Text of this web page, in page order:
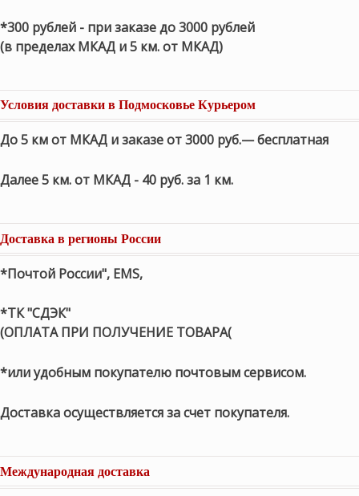
*300 рублей - при заказе до 3000 рублей
(в пределах МКАД и 5 км. от МКАД)
Условия доставки в Подмосковье Курьером
До 5 км от МКАД и заказе от 3000 руб.— бесплатная
Далее 5 км. от МКАД - 40 руб. за 1 км.
Доставка в регионы России
*Почтой России", EMS,
*ТК "СДЭК"
(ОПЛАТА ПРИ ПОЛУЧЕНИЕ ТОВАРА(
*или удобным покупателю почтовым сервисом.
Доставка осуществляется за счет покупателя.
Международная доставка